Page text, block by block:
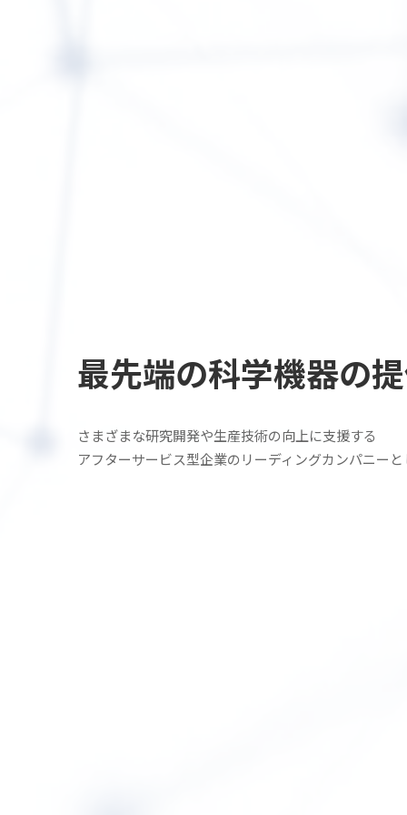
最先端の科学機器の
さまざまな研究開発や生産技術の向上に支援する
アフターサービス型企業の リーディングカンパニー